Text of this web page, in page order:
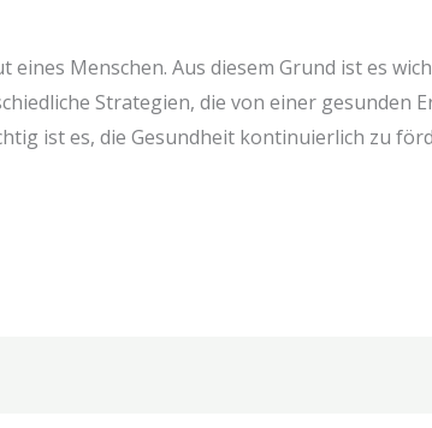
eines Menschen. Aus diesem Grund ist es
Strategien, die von einer gesunden
ist es, die Gesundheit kontinuierlich zu